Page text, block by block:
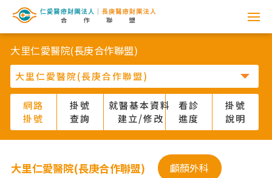
網
路
掛
號
系
統
大里仁愛醫院(長庚合作聯盟)
網路
掛號
掛號
查詢
就醫基本資料
建立/修改
看診
進度
掛號
說明
大里仁愛醫院(長庚合作聯盟) 顱顏外科